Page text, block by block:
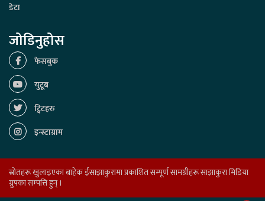
डेटा
जोडिनुहोस
फेसबुक
युटूब
ट्विटहरु
इन्स्टाग्राम
स्रोतहरू खुलाइएका बाहेक ईसाझाकुरामा प्रकाशित सम्पूर्ण सामग्रीहरू साझाकुरा मिडिया
ग्रुपका सम्पत्ति हुन् ।